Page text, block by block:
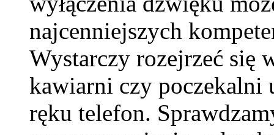
najcenniejszych
Wystarczy rozejrzeć się
kawiarni czy poczekalni
ręku telefon.